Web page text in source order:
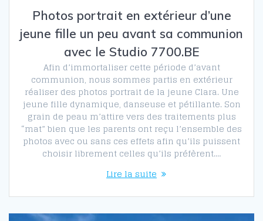
Photos portrait en extérieur d’une
jeune fille un peu avant sa communion
avec le Studio 7700.BE
Afin d’immortaliser cette période d’avant
communion, nous sommes partis en extérieur
réaliser des photos portrait de la jeune Clara. Une
jeune fille dynamique, danseuse et pétillante. Son
grain de peau m’attire vers des traitements plus
“mat” bien que les parents ont reçu l’ensemble des
photos avec ou sans ces effets afin qu’ils puissent
choisir librement celles qu’ils préfèrent.…
Lire la suite